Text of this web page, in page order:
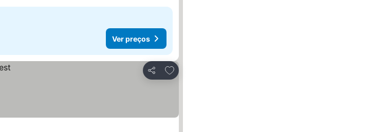
Ver preços
Partilhar
Adicionar aos favoritos